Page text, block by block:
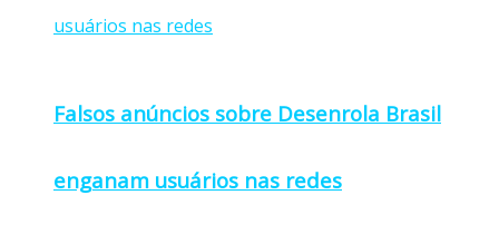
Falsos anúncios sobre Desenrola Brasil
enganam usuários nas redes